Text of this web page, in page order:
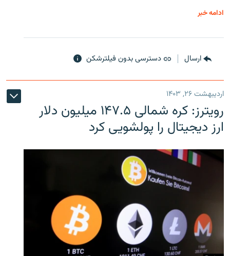
ادامه خبر
ارسال دسترسی بدون فیلترشکن
اردیبهشت ۲۶, ۱۴۰۳
رویترز: کره شمالی ۱۴۷.۵ میلیون دلار
ارز دیجیتال را پولشویی کرد